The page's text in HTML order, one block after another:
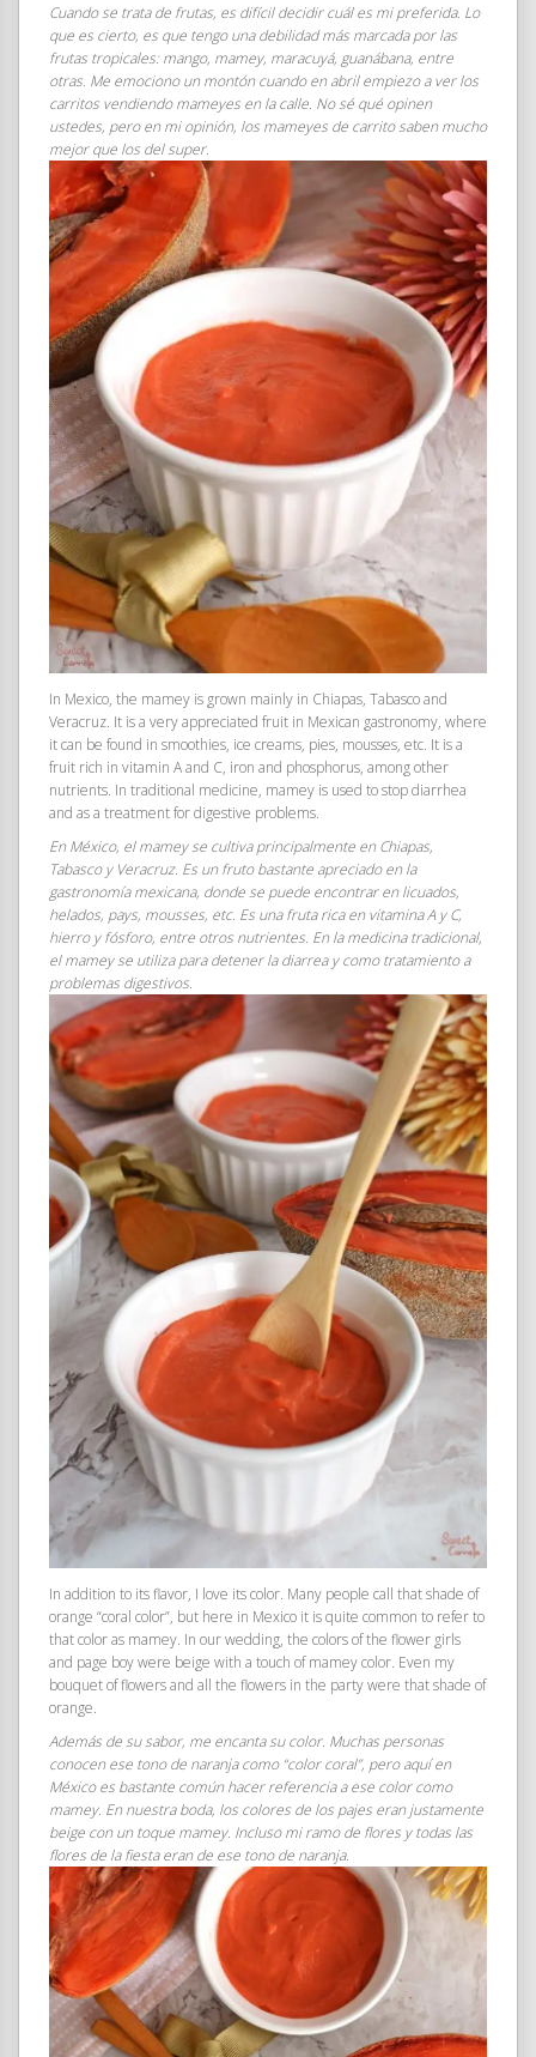
Cuando se trata de frutas, es difícil decidir cuál es mi preferida. Lo
que es cierto, es que tengo una debilidad más marcada por las
frutas tropicales: mango, mamey, maracuyá, guanábana, entre
otras. Me emociono un montón cuando en abril empiezo a ver los
carritos vendiendo mameyes en la calle. No sé qué opinen
ustedes, pero en mi opinión, los mameyes de carrito saben mucho
mejor que los del super.
In Mexico, the mamey is grown mainly in Chiapas, Tabasco and
Veracruz. It is a very appreciated fruit in Mexican gastronomy, where
it can be found in smoothies, ice creams, pies, mousses, etc. It is a
fruit rich in vitamin A and C, iron and phosphorus, among other
nutrients. In traditional medicine, mamey is used to stop diarrhea
and as a treatment for digestive problems.
En México, el mamey se cultiva principalmente en Chiapas,
Tabasco y Veracruz. Es un fruto bastante apreciado en la
gastronomía mexicana, donde se puede encontrar en licuados,
helados, pays, mousses, etc. Es una fruta rica en vitamina A y C,
hierro y fósforo, entre otros nutrientes. En la medicina tradicional,
el mamey se utiliza para detener la diarrea y como tratamiento a
problemas digestivos.
In addition to its flavor, I love its color. Many people call that shade of
orange “coral color”, but here in Mexico it is quite common to refer to
that color as mamey. In our wedding, the colors of the flower girls
and page boy were beige with a touch of mamey color. Even my
bouquet of flowers and all the flowers in the party were that shade of
orange.
Además de su sabor, me encanta su color. Muchas personas
conocen ese tono de naranja como “color coral”, pero aquí en
México es bastante común hacer referencia a ese color como
mamey. En nuestra boda, los colores de los pajes eran justamente
beige con un toque mamey. Incluso mi ramo de flores y todas las
flores de la fiesta eran de ese tono de naranja.